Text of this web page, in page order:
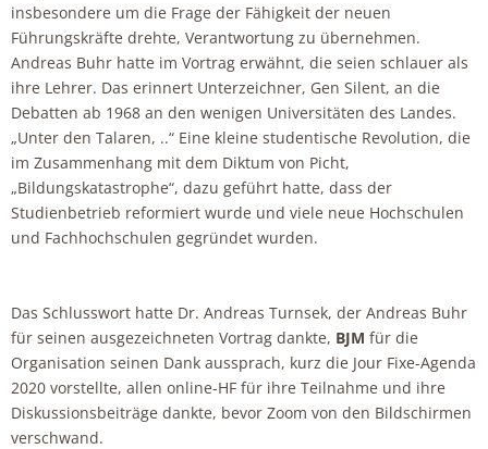
insbesondere um die Frage der Fähigkeit der neuen
Führungskräfte drehte, Verantwortung zu übernehmen.
Andreas Buhr hatte im Vortrag erwähnt, die seien schlauer als
ihre Lehrer. Das erinnert Unterzeichner, Gen Silent, an die
Debatten ab 1968 an den wenigen Universitäten des Landes.
„Unter den Talaren, ..“ Eine kleine studentische Revolution, die
im Zusammenhang mit dem Diktum von Picht,
„Bildungskatastrophe“, dazu geführt hatte, dass der
Studienbetrieb reformiert wurde und viele neue Hochschulen
und Fachhochschulen gegründet wurden.
Das Schlusswort hatte Dr. Andreas Turnsek, der Andreas Buhr
für seinen ausgezeichneten Vortrag dankte, BJM für die
Organisation seinen Dank aussprach, kurz die Jour Fixe-Agenda
2020 vorstellte, allen online-HF für ihre Teilnahme und ihre
Diskussionsbeiträge dankte, bevor Zoom von den Bildschirmen
verschwand.